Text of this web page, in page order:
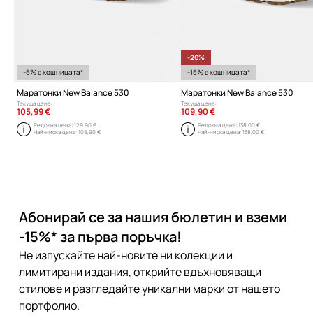
-5% в кошницата*
Маратонки New Balance 530
Текуща цена:
105,99 €
Редовна цена:129,90 €
Най-ниска цена:109,90 €
-20%
-15% в кошницата*
Маратонки New Balance 530
Текуща цена:
109,90 €
Редовна цена: 138,00 €
Най-ниска цена: 138,00 €
Абонирай се за нашия бюлетин и вземи
-15%* за първа поръчка!
Не изпускайте най-новите ни колекции и
лимитирани издания, открийте вдъхновяващи
стилове и разгледайте уникални марки от нашето
портфолио.